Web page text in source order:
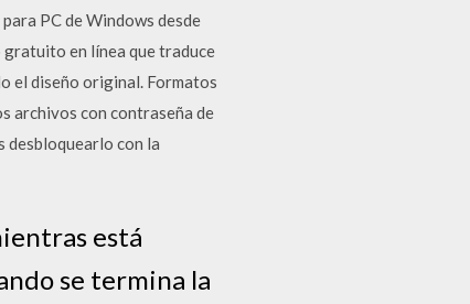
PC de Windows desde
en línea que traduce
el diseño original. Formatos
archivos con contraseña de
desbloquearlo con la
está
se termina la